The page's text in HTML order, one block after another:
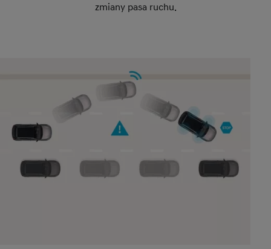
zmiany pasa ruchu.